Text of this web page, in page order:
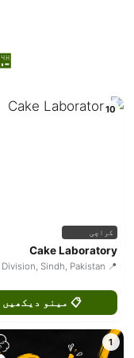
10
کراچی
Cake Laboratory
📍 Karachi Division, Sindh, Pakistan
📋 مینو دیکھیں
1